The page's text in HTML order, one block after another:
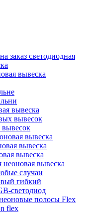
заказ светодиодная
вывеска
вывеска
вывесок
вывеска
вывеска
вывеска
неоновая вывеска
случаи
гибкий
светодиод
полосы Flex
flex